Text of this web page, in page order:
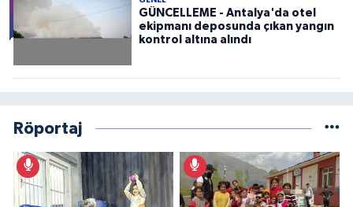
GÜNCELLEME - Antalya'da otel
ekipmanı deposunda çıkan yangın
kontrol altına alındı
Röportaj